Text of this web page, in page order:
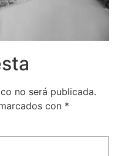
no será publicada.
con *